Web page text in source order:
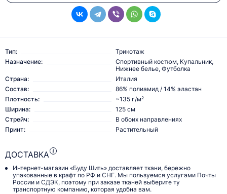
Тип:
Трикотаж
Назначение:
Спортивный костюм, Купальник,
Нижнее белье, Футболка
Страна:
Италия
Состав:
86% полиамид / 14% эластан
Плотность:
~135 г/м²
Ширина:
125 см
Стрейч:
В обоих направлениях
Принт:
Растительный
ДОСТАВКА
Интернет-магазин «Буду Шить» доставляет ткани, бережно
упакованные в крафт по РФ и СНГ. Мы пользуемся услугами Почты
России и СДЭК, поэтому при заказе тканей выберите ту
транспортную компанию, которая удобна вам.